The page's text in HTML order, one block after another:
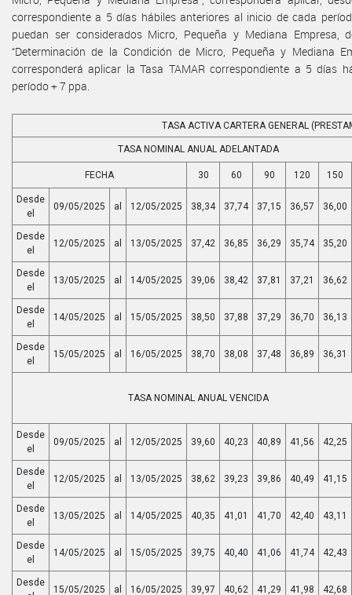
correspondiente a 5 días hábiles anteriores al inicio de cada
puedan ser considerados Micro, Pequeña y Mediana
“Determinación de la Condición de Micro, Pequeña y Mediana
corresponderá aplicar la Tasa TAMAR correspondiente a 5 días
período + 7 ppa.
TASA ACTIVA CARTERA GENERAL
TASA NOMINAL ANUAL ADELANTADA
FECHA 30 60 90 120 150
Desde
el
09/05/2025 al 12/05/2025 38,34 37,74 37,15 36,57 36,00
Desde
el
12/05/2025 al 13/05/2025 37,42 36,85 36,29 35,74 35,20
Desde
el
13/05/2025 al 14/05/2025 39,06 38,42 37,81 37,21 36,62
Desde
el
14/05/2025 al 15/05/2025 38,50 37,88 37,29 36,70 36,13
Desde
el
15/05/2025 al 16/05/2025 38,70 38,08 37,48 36,89 36,31
TASA NOMINAL ANUAL VENCIDA
Desde
el
09/05/2025 al 12/05/2025 39,60 40,23 40,89 41,56 42,25
Desde
el
12/05/2025 al 13/05/2025 38,62 39,23 39,86 40,49 41,15
Desde
el
13/05/2025 al 14/05/2025 40,35 41,01 41,70 42,40 43,11
Desde
el
14/05/2025 al 15/05/2025 39,75 40,40 41,06 41,74 42,43
Desde
15/05/2025 al 16/05/2025 39,97 40,62 41,29 41,98 42,68